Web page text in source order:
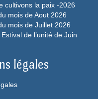
cultivons la paix -2026
mois de Aout 2026
mois de Juillet 2026
de l’unité de Juin
légales